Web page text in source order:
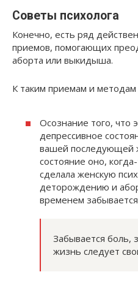
Советы психолога
Конечно, есть ряд
приемов, помогающих
аборта или выкидыша.
К таким приемам и
Осознание того, что
депрессивное
вашей последующей
состояние оно,
сделала женскую
деторождению и
временем
Забывается боль,
жизнь следует